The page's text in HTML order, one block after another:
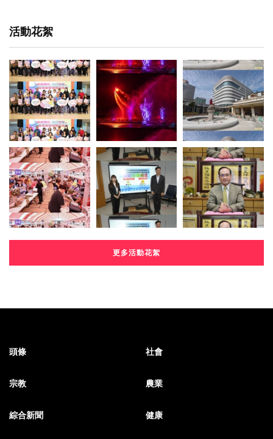
活動花絮
更多活動花絮
頭條 社會
宗教 農業
綜合新聞 健康